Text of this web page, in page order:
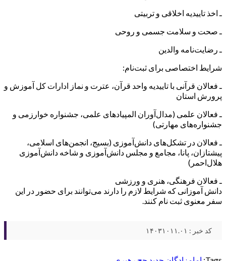
ـ اخذ تاییدیه اخلاقی و تربیتی
ـ صحت و سلامت جسمی و روحی
ـ رضایت‌نامه والدین
شرایط اختصاصی برای ثبت‌نام:
ـ فعالان قرآنی با تاییدیه واحد قرآن، عترت و نماز ادارات کل آموزش و
پرورش استان
ـ فعالان علمی (مدال‌آوران المپیادهای علمی، جشنواره خوارزمی و
جشنواره‌های مهارتی)
ـ فعالان در تشکل‌های دانش‌آموزی (بسیج، انجمن‌های اسلامی،
پیشتازان، پانا، مجامع و مجلس دانش‌آموزی و شاخه دانش‌آموزی
هلال‌احمر)
ـ فعالان فرهنگی، هنری و ورزشی
دانش آموزانی که شرایط لازم را دارند می‌توانند برای حضور در این
سفر معنوی ثبت نام کنند.
کد خبر : ۱۴۰۳۱۰۱۱.۰۱